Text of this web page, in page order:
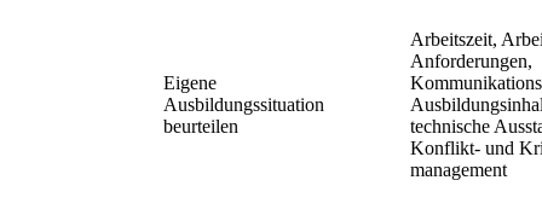
Eigene
Ausbildungssituation
beurteilen
Arbeitszeit,
Anforderungen,
technische
Konflikt- und
management